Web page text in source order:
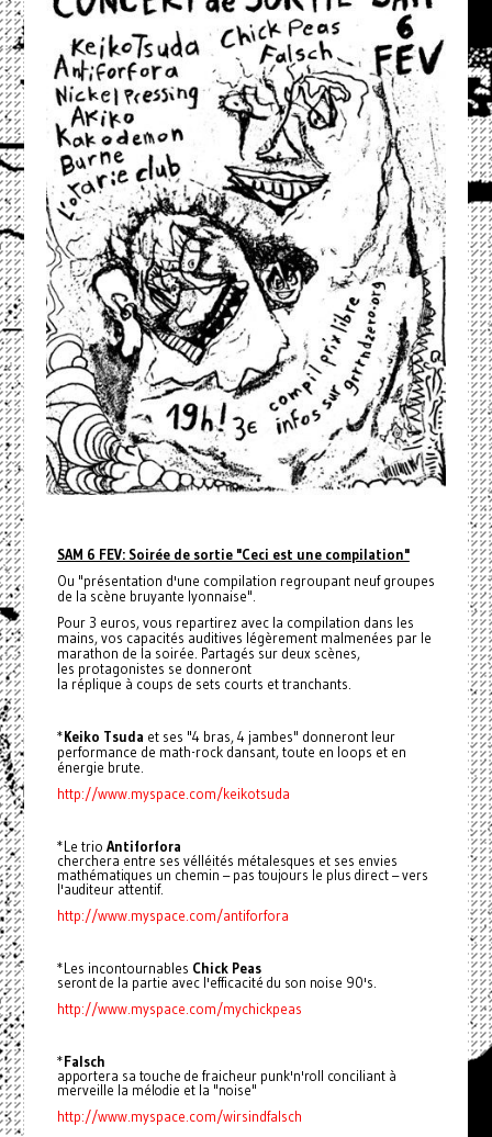
SAM 6 FEV: Soirée de sortie "Ceci est une compilation"
Ou "présentation d'une compilation regroupant neuf groupes
de la scène bruyante lyonnaise".
Pour 3 euros, vous repartirez avec la compilation dans les
mains, vos capacités auditives légèrement malmenées par le
marathon de la soirée. Partagés sur deux scènes,
les protagonistes se donneront
la réplique à coups de sets courts et tranchants.
*Keiko Tsuda et ses "4 bras, 4 jambes" donneront leur
performance de math-rock dansant, toute en loops et en
énergie brute.
http://www.myspace.com/keikotsuda
*Le trio Antiforfora
cherchera entre ses vélléités métalesques et ses envies
mathématiques un chemin – pas toujours le plus direct – vers
l'auditeur attentif.
http://www.myspace.com/antiforfora
*Les incontournables Chick Peas
seront de la partie avec l'efficacité du son noise 90's.
http://www.myspace.com/mychickpeas
*Falsch
apportera sa touche de fraicheur punk'n'roll conciliant à
merveille la mélodie et la "noise"
http://www.myspace.com/wirsindfalsch